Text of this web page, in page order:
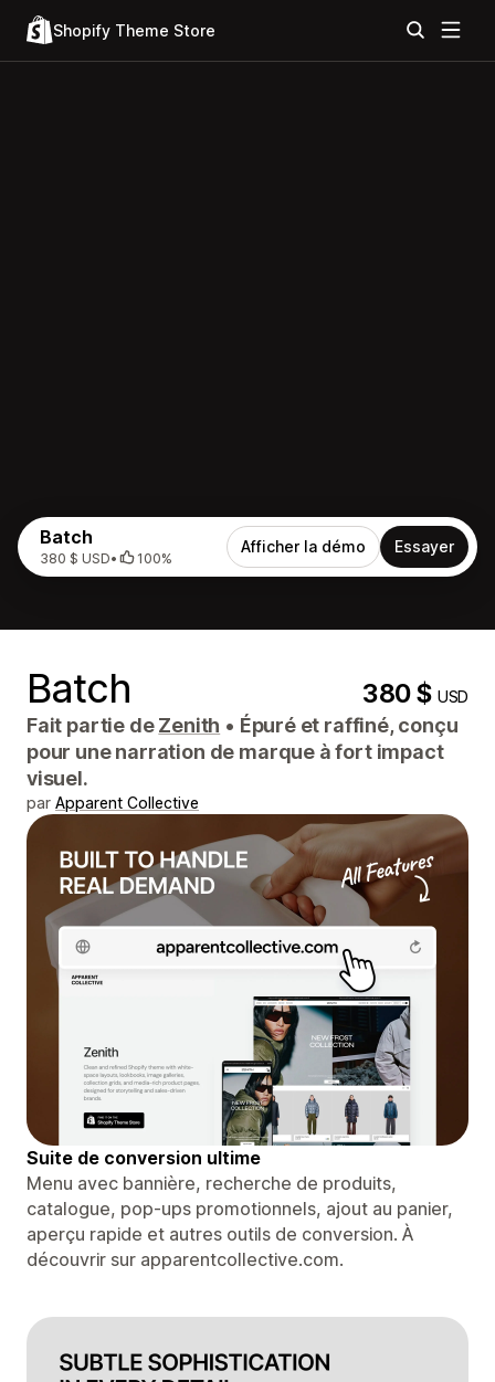
Shopify Theme Store
Batch
380 $ USD• 100%
Afficher la démo Essayer
Batch 380 $USD
Fait partie deZenith • Épuré et raffiné, conçu
pour une narration de marque à fort impact
visuel.
par Apparent Collective
Suite de conversion ultime
Menu avec bannière, recherche de produits,
catalogue, pop-ups promotionnels, ajout au panier,
aperçu rapide et autres outils de conversion. À
découvrir sur apparentcollective.com.